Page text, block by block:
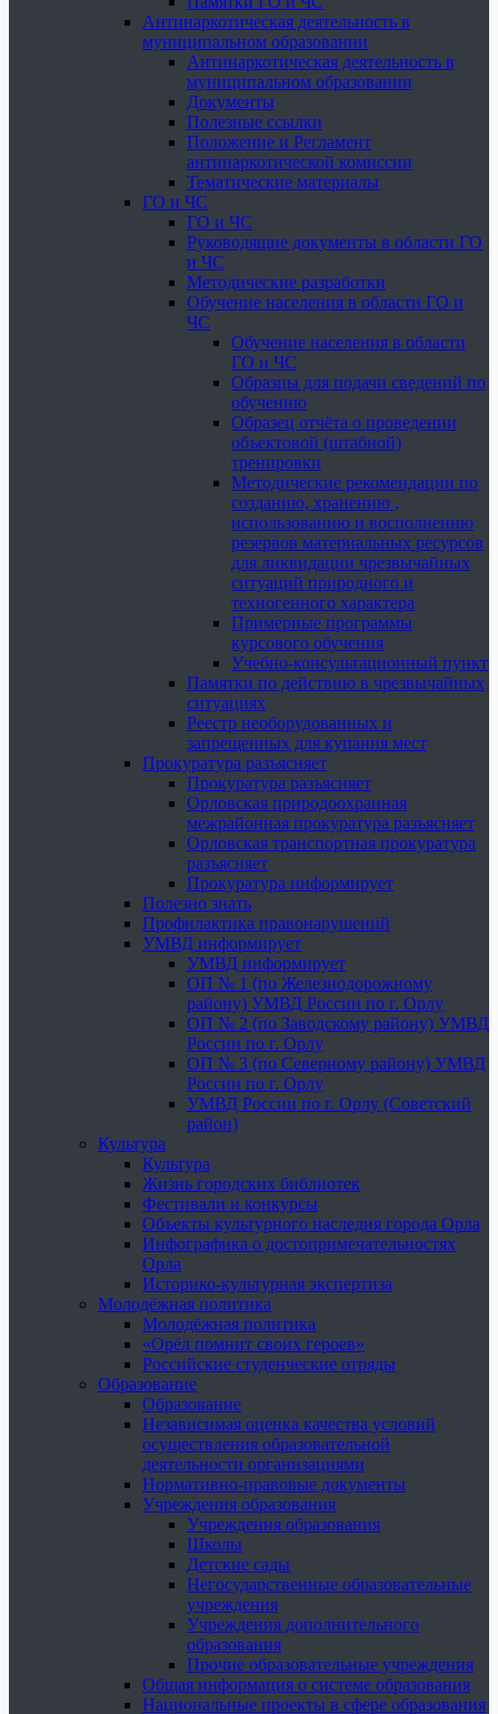
Антинаркотическая деятельность в
муниципальном образовании
Антинаркотическая деятельность в
муниципальном образовании
Документы
Полезные ссылки
Положение и Регламент
антинаркотической комиссии
Тематические материалы
ГО и ЧС
ГО и ЧС
Руководящие документы в области ГО
и ЧС
Методические разработки
Обучение населения в области ГО и
ЧС
Обучение населения в области
ГО и ЧС
Образцы для подачи сведений по
обучению
Образец отчёта о проведении
объектовой (штабной)
тренировки
Методические рекомендации по
созданию, хранению ,
использованию и восполнению
резервов материальных ресурсов
для ликвидации чрезвычайных
ситуаций природного и
техногенного характера
Примерные программы
курсового обучения
Учебно-консультационный пункт
Памятки по действию в чрезвычайных
ситуациях
Реестр необорудованных и
запрещенных для купания мест
Прокуратура разъясняет
Прокуратура разъясняет
Орловская природоохранная
межрайонная прокуратура разъясняет
Орловская транспортная прокуратура
разъясняет
Прокуратура информирует
Полезно знать
Профилактика правонарушений
УМВД информирует
УМВД информирует
ОП № 1 (по Железнодорожному
району) УМВД России по г. Орлу
ОП № 2 (по Заводскому району) УМВД
России по г. Орлу
ОП № 3 (по Северному району) УМВД
России по г. Орлу
УМВД России по г. Орлу (Советский
район)
Культура
Культура
Жизнь городских библиотек
Фестивали и конкурсы
Объекты культурного наследия города Орла
Инфографика о достопримечательностях
Орла
Историко-культурная экспертиза
Молодёжная политика
Молодёжная политика
«Орёл помнит своих героев»
Российские студенческие отряды
Образование
Образование
Независимая оценка качества условий
осуществления образовательной
деятельности организациями
Нормативно-правовые документы
Учреждения образования
Учреждения образования
Школы
Детские сады
Негосударственные образовательные
учреждения
Учреждения дополнительного
образования
Прочие образовательные учреждения
Общая информация о системе образования
Национальные проекты в сфере образования